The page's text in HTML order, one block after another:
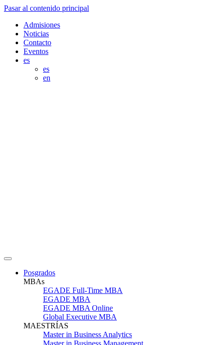
Pasar al contenido principal
Admisiones
Noticias
Contacto
Eventos
es
es
en
Posgrados
MBAs
EGADE Full-Time MBA
EGADE MBA
EGADE MBA Online
Global Executive MBA
MAESTRÍAS
Master in Business Analytics
Master in Business Management